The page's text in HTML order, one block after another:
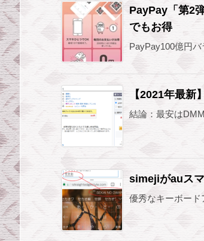
PayPay「第2
でもお得
PayPay100億円
【2021年最新
結論：最安は
simejiがauス
優秀なキーボード